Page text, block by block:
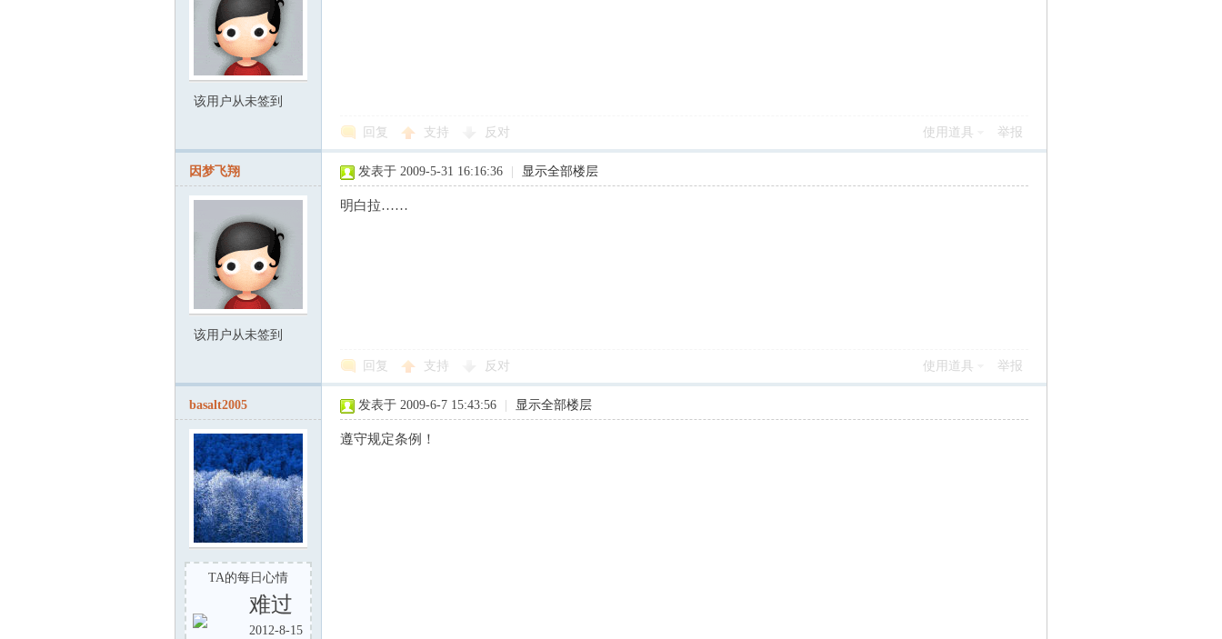
交
该用户从未签到
回复 支持 反对 使用道具 举报
因梦飞翔
该用户从未签到
发表于 2009-5-31 16:16:36 显示全部楼层
明白拉……
回复 支持 反对 使用道具 举报
basalt2005
TA的每日心情
难过
2012-8-15
发表于 2009-6-7 15:43:56 显示全部楼层
遵守规定条例！